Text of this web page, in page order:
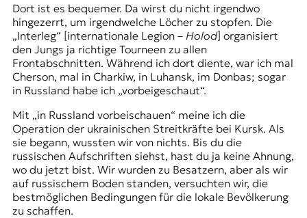
Dort ist es bequemer. Da wirst du nicht irgendwo
hingezerrt, um irgendwelche Löcher zu stopfen. Die
„Interleg“ [internationale Legion – Holod] organisiert
den Jungs ja richtige Tourneen zu allen
Frontabschnitten. Während ich dort diente, war ich mal
Cherson, mal in Charkiw, in Luhansk, im Donbas; sogar
in Russland habe ich „vorbeigeschaut“.
Mit „in Russland vorbeischauen“ meine ich die
Operationder ukrainischen Streitkräfte bei Kursk. Als
sie begann, wussten wir von nichts. Bis du die
russischen Aufschriften siehst, hast du ja keine Ahnung,
wo du jetzt bist. Wir wurden zu Besatzern, aber als wir
auf russischem Boden standen, versuchten wir, die
bestmöglichen Bedingungen für die lokale Bevölkerung
zu schaffen.